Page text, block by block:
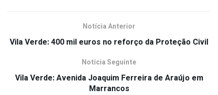
Notícia Anterior
Vila Verde: 400 mil euros no reforço da Proteção Civil
Notícia Seguinte
Vila Verde: Avenida Joaquim Ferreira de Araújo em
Marrancos